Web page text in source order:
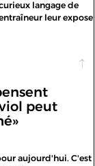
langage de
leur expose
peut
aujourd'hui. C'est